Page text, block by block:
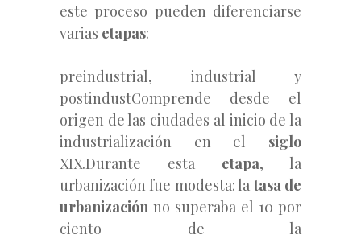
este proceso pueden diferenciarse
varias etapas:
preindustrial, industrial y
postindustComprende desde el
origen de las ciudades al inicio de la
industrialización en el siglo
XIX.Durante esta etapa, la
urbanización fue modesta: latasa de
urbanización no superaba el 10 por
ciento de la